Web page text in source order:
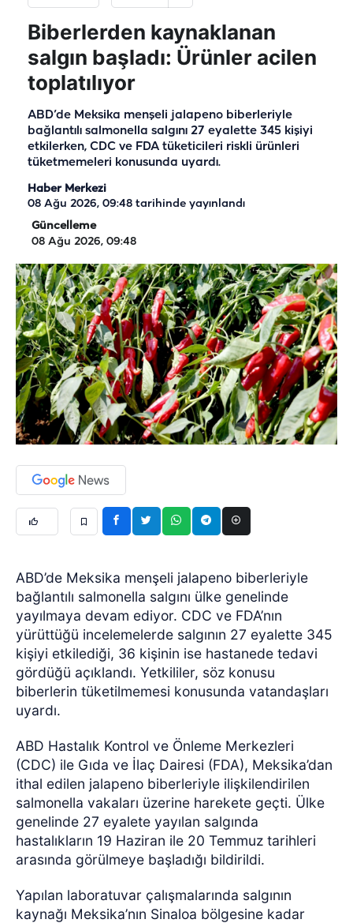
Biberlerden kaynaklanan
salgın başladı: Ürünler acilen
toplatılıyor
ABD’de Meksika menşeli jalapeno biberleriyle
bağlantılı salmonella salgını 27 eyalette 345 kişiyi
etkilerken, CDC ve FDA tüketicileri riskli ürünleri
tüketmemeleri konusunda uyardı.
Haber Merkezi
08 Ağu 2026, 09:48 tarihinde yayınlandı
Güncelleme
08 Ağu 2026, 09:48
ABD’de Meksika menşeli jalapeno biberleriyle
bağlantılı salmonella salgını ülke genelinde
yayılmaya devam ediyor. CDC ve FDA’nın
yürüttüğü incelemelerde salgının 27 eyalette 345
kişiyi etkilediği, 36 kişinin ise hastanede tedavi
gördüğü açıklandı. Yetkililer, söz konusu
biberlerin tüketilmemesi konusunda vatandaşları
uyardı.
ABD Hastalık Kontrol ve Önleme Merkezleri
(CDC) ile Gıda ve İlaç Dairesi (FDA), Meksika’dan
ithal edilen jalapeno biberleriyle ilişkilendirilen
salmonella vakaları üzerine harekete geçti. Ülke
genelinde 27 eyalete yayılan salgında
hastalıkların 19 Haziran ile 20 Temmuz tarihleri
arasında görülmeye başladığı bildirildi.
Yapılan laboratuvar çalışmalarında salgının
kaynağı Meksika’nın Sinaloa bölgesine kadar